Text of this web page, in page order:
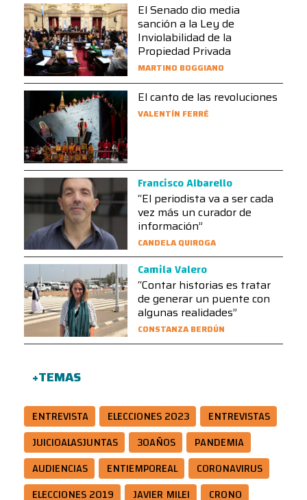
El Senado dio media
sanción a la Ley de
Inviolabilidad de la
Propiedad Privada
MARTINO BOGGIANO
El canto de las revoluciones
VALENTÍN FERRÉ
Francisco Albarello
“El periodista va a ser cada
vez más un curador de
información”
CANDELA QUIROGA
Camila Valero
“Contar historias es tratar
de generar un puente con
algunas realidades”
CONSTANZA BERDÚN
+TEMAS
ENTREVISTA ELECCIONES 2023
ENTREVISTAS
JUICIOALASJUNTAS
30AÑOS
PANDEMIA
AUDIENCIAS
ENTIEMPOREAL
CORONAVIRUS
ELECCIONES 2019
JAVIER MILEI
CRONO